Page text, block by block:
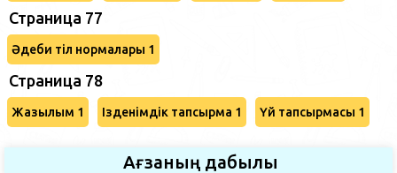
Страница 77
Әдеби тіл нормалары 1
Страница 78
Жазылым 1 Ізденімдік тапсырма 1 Үй тапсырмасы 1
Ағзаның дабылы